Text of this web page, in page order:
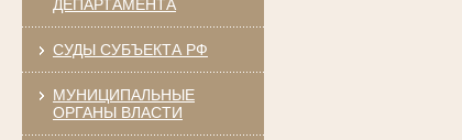
ДЕПАРТАМЕНТА
СУДЫ СУБЪЕКТА РФ
МУНИЦИПАЛЬНЫЕ
ОРГАНЫ ВЛАСТИ